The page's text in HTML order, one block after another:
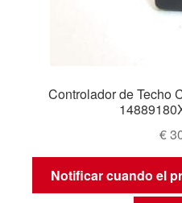
Controlador de Techo
€
Notificar cuando el